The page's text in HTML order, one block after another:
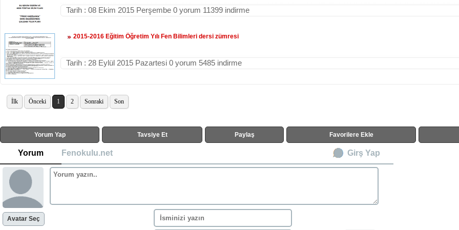
Tarih : 08 Ekim 2015 Perşembe 0 yorum 11399 indirme
2015-2016 Eğitim Öğretim Yılı Fen Bilimleri dersi zümresi
Tarih : 28 Eylül 2015 Pazartesi 0 yorum 5485 indirme
İlk Önceki 1 2 Sonraki Son
Yorum Yap Tavsiye Et Paylaş Favorilere Ekle
Yorum Fenokulu.net Girş Yap
Avatar Seç